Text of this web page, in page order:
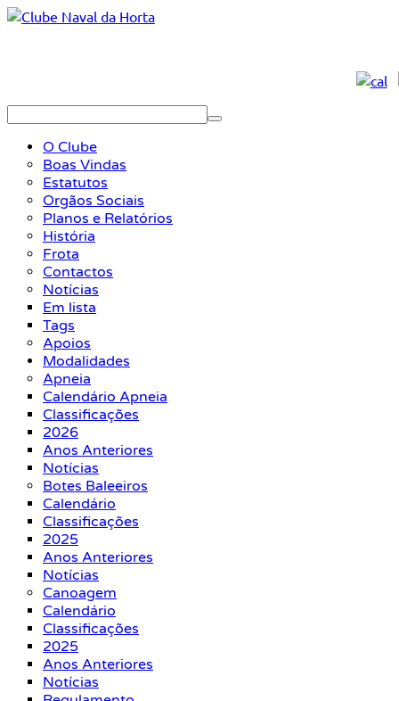
O Clube
Boas Vindas
Estatutos
Orgãos Sociais
Planos e Relatórios
História
Frota
Contactos
Notícias
Em lista
Tags
Apoios
Modalidades
Apneia
Calendário Apneia
Classificações
2026
Anos Anteriores
Notícias
Botes Baleeiros
Calendário
Classificações
2025
Anos Anteriores
Notícias
Canoagem
Calendário
Classificações
2025
Anos Anteriores
Notícias